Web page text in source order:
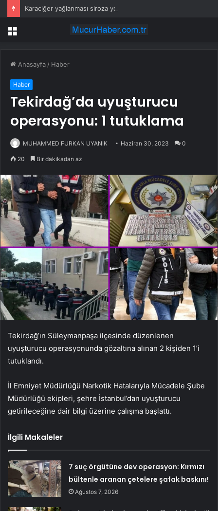
Menü
Anasayfa / Haber
Haber
Tekirdağ’da uyuşturucu
operasyonu: 1 tutuklama
MUHAMMED FURKAN UYANIK Haziran 30, 2023 0
20 Bir dakikadan az
Tekirdağ’ın Süleymanpaşa ilçesinde düzenlenen
uyuşturucu operasyonunda gözaltına alınan 2 kişiden 1’i
tutuklandı.
İl Emniyet Müdürlüğü Narkotik Hatalarıyla Mücadele Şube
Müdürlüğü ekipleri, şehre İstanbul’dan uyuşturucu
getirileceğine dair bilgi üzerine çalışma başlattı.
İlgili Makaleler
7 suç örgütüne dev operasyon: Kırmızı
bültenle aranan çetelere şafak baskını!
Ağustos 7, 2026